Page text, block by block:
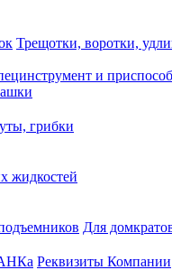
Трещотки, воротки,
и
грибки
жидкостей
Для
Реквизиты Компании